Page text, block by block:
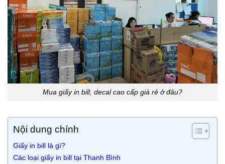
Mua giấy in bill, decal cao cấp giá rẻ ở đâu?
Nội dung chính
Giấy in bill là gì?
Các loại giấy in bill tại Thanh Bình